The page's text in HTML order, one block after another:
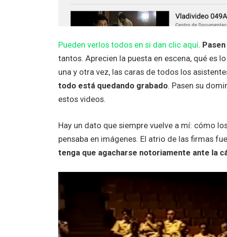
Pueden verlos todos en si dan clic aquí.
tantos. Aprecien la puesta en escena, qué es
una y otra vez, las caras de todos los
todo está quedando grabado. Pasen su
estos videos.
Hay un dato que siempre vuelve a mí: cómo
pensaba en imágenes. El atrio de las firmas fue
tenga que agacharse notoriamente ante la